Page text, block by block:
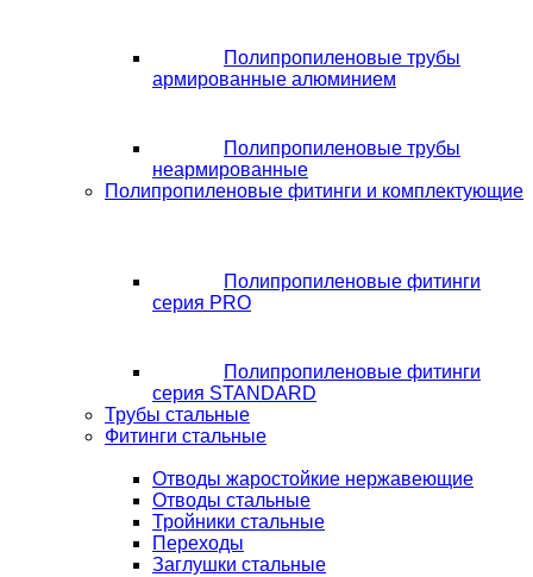
Полипропиленовые трубы
армированные алюминием
Полипропиленовые трубы
неармированные
Полипропиленовые фитинги и комплектующие
Полипропиленовые фитинги
серия PRO
Полипропиленовые фитинги
серия STANDARD
Трубы стальные
Фитинги стальные
Отводы жаростойкие нержавеющие
Отводы стальные
Тройники стальные
Переходы
Заглушки стальные